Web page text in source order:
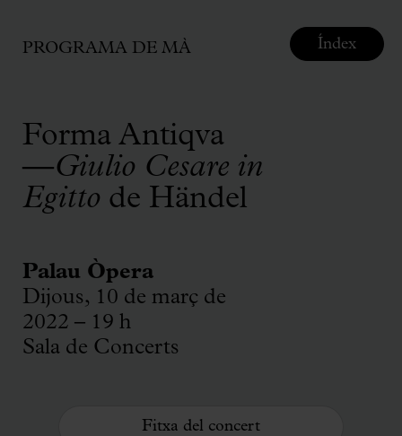
PROGRAMA DE MÀ
Forma Antiqva
—Giulio Cesare in
Egitto de Händel
Palau Òpera
Dijous, 10 de març de
2022 – 19 h
Sala de Concerts
Fitxa del concert
Índex